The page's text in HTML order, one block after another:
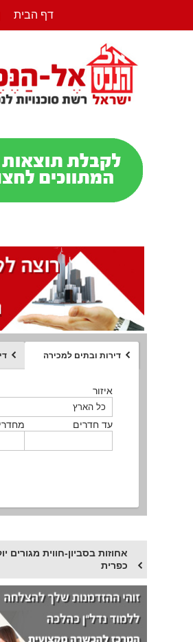
דף הבית
דירות ובתים למכירה
איזור
עד חדרים
איזור
עד חדרים
איזור
עד חדרים
איזור
סוג הנכס
סוג הנכס
איזור
עד חדרים
איזור
סוג הנכס
אחוזות בסביון-חווית מגורים
כפרית